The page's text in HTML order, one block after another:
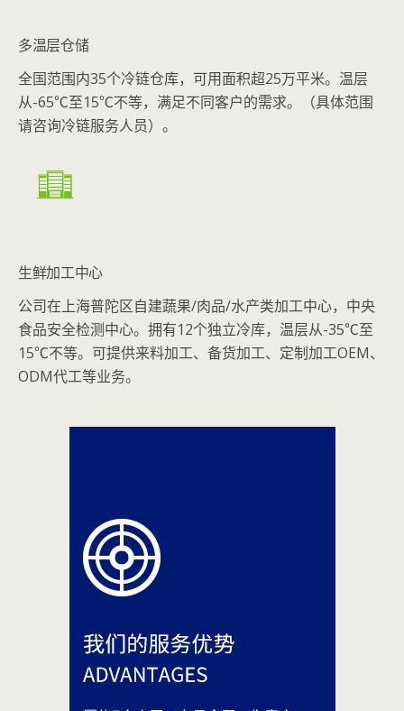
多温层仓储
全国范围内35个冷链仓库，可用面积超25万平米。温层
从-65℃至15℃不等，满足不同客户的需求。（具体范围
请咨询冷链服务人员）。
生鲜加工中心
公司在上海普陀区自建蔬果/肉品/水产类加工中心，中央
食品安全检测中心。拥有12个独立冷库，温层从-35℃至
15℃不等。可提供来料加工、备货加工、定制加工OEM、
ODM代工等业务。